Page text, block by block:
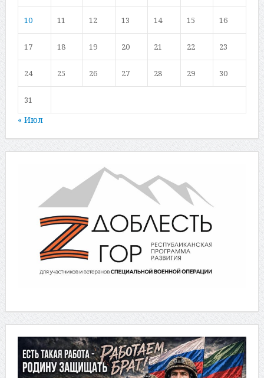
10 11 12 13 14 15 16
17 18 19 20 21 22 23
24 25 26 27 28 29 30
31
« Июл